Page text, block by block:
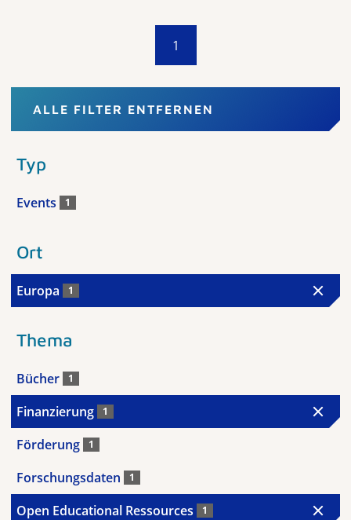
1
ALLE FILTER ENTFERNEN
Typ
Events 1
Ort
Europa 1
Thema
Bücher 1
Finanzierung 1
Förderung 1
Forschungsdaten 1
Open Educational Ressources 1